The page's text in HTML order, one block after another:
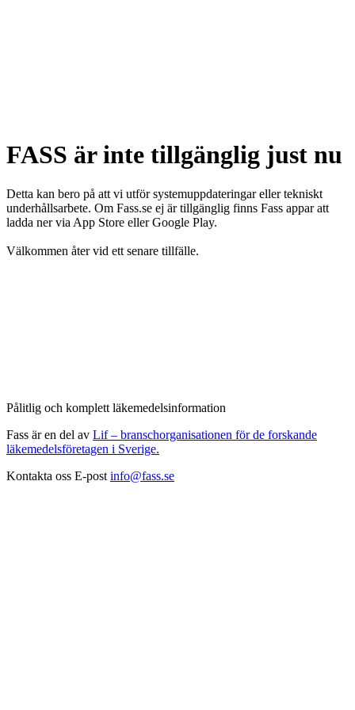
FASS är inte tillgänglig just nu
Detta kan bero på att vi utför systemuppdateringar eller tekniskt
underhållsarbete. Om Fass.se ej är tillgänglig finns Fass appar att
ladda ner via App Store eller Google Play.
Välkommen åter vid ett senare tillfälle.
Pålitlig och komplett läkemedelsinformation
Fass är en del av Lif – branschorganisationen för de forskande
läkemedelsföretagen i Sverige.
Kontakta oss E-post info@fass.se